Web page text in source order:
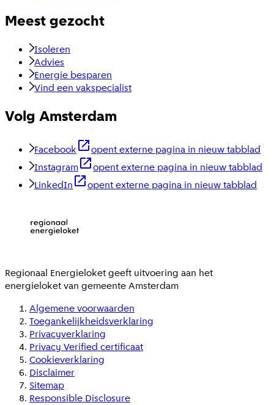
Meest gezocht
Isoleren
Advies
Energie besparen
Vind een vakspecialist
Volg Amsterdam
Facebook
opent externe pagina in nieuw tabblad
Instagram
opent externe pagina in nieuw tabblad
LinkedIn
opent externe pagina in nieuw tabblad
Regionaal Energieloketgeeft uitvoering aan het
energieloket van gemeenteAmsterdam
Algemene voorwaarden
Toegankelijkheidsverklaring
Privacyverklaring
Privacy Verified certificaat
Cookieverklaring
Disclaimer
Sitemap
Responsible Disclosure